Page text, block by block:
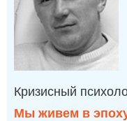
Кризисный
Мы живем в